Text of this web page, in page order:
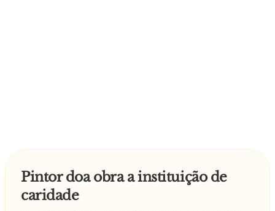
Pintor doa obra a instituição de
caridade